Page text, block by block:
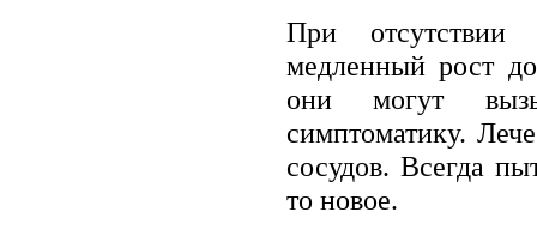
При отсутствии
медленный рост
они могут
симптоматику.
сосудов. Всегда
то новое.